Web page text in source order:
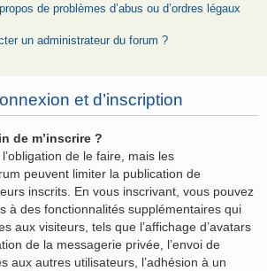
de problèmes d’abus ou d’ordres légaux
un administrateur du forum ?
et d’inscription
de m’inscrire ?
de le faire, mais les
peuvent limiter la publication de
inscrits. En vous inscrivant, vous pouvez
à des fonctionnalités supplémentaires qui
aux visiteurs, tels que l’affichage d’avatars
de la messagerie privée, l’envoi de
aux autres utilisateurs, l’adhésion à un